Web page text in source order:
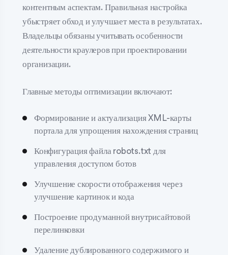
контентным аспектам. Правильная настройка
убыстряет обход и улучшает места в результатах.
Владельцы обязаны учитывать особенности
деятельности краулеров при проектировании
организации.
Главные методы оптимизации включают:
Формирование и актуализация XML-карты
портала для упрощения нахождения страниц
Конфигурация файла robots.txt для
управления доступом ботов
Улучшение скорости отображения через
улучшение картинок и кода
Построение продуманной внутрисайтовой
перелинковки
Удаление дублированного содержимого и